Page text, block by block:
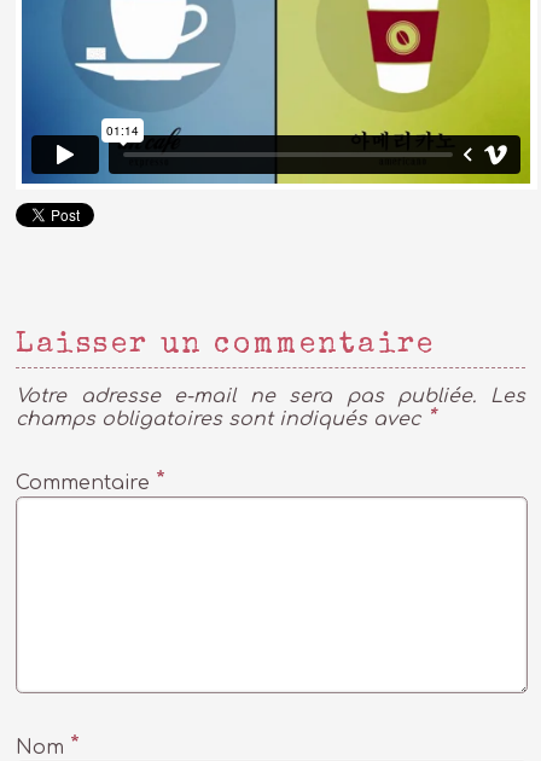
Laisser un commentaire
Votre adresse e-mail ne sera pas publiée.
Les
champs obligatoires sont indiqués avec *
Commentaire *
Nom *